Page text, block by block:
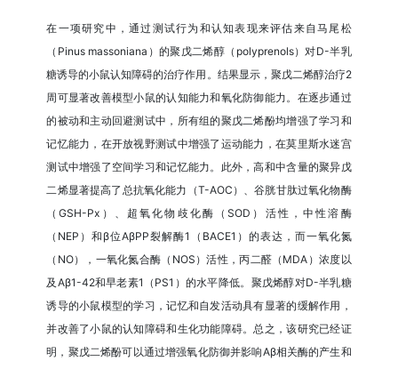
在一项研究中，通过测试行为和认知表现来评估来自马尾松
（Pinus massoniana）的聚戊二烯醇（polyprenols）对D-半乳
糖诱导的小鼠认知障碍的治疗作用。结果显示，聚戊二烯醇治疗2
周可显著改善模型小鼠的认知能力和氧化防御能力。在逐步通过
的被动和主动回避测试中，所有组的聚戊二烯酚均增强了学习和
记忆能力，在开放视野测试中增强了运动能力，在莫里斯水迷宫
测试中增强了空间学习和记忆能力。此外，高和中含量的聚异戊
二烯显著提高了总抗氧化能力（T-AOC）、谷胱甘肽过氧化物酶
（GSH-Px）、超氧化物歧化酶（SOD）活性，中性溶酶
（NEP）和β位AβPP裂解酶1（BACE1）的表达，而一氧化氮
（NO），一氧化氮合酶（NOS）活性，丙二醛（MDA）浓度以
及Aβ1-42和早老素1（PS1）的水平降低。聚戊烯醇对D-半乳糖
诱导的小鼠模型的学习，记忆和自发活动具有显著的缓解作用，
并改善了小鼠的认知障碍和生化功能障碍。总之，该研究已经证
明，聚戊二烯酚可以通过增强氧化防御并影响Aβ相关酶的产生和